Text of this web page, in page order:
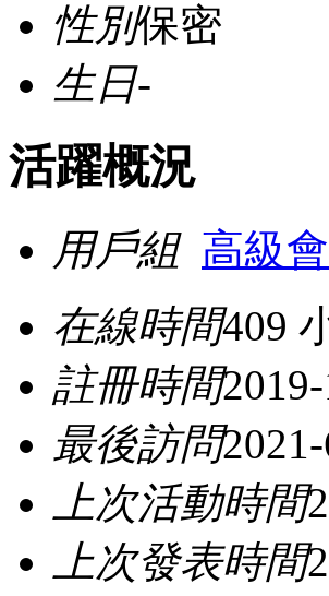
性別保密
生日-
活躍概況
用戶組 高級
在線時間409
註冊時間
最後訪問
上次活動時間
上次發表時間